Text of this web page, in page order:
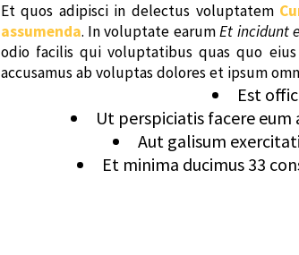
Et quos adipisci in delectus voluptatem
assumenda. In voluptate earumEt incidunt
odio facilis qui voluptatibus quas quo
accusamus ab voluptas dolores et ipsum
Est
Ut perspiciatis facere
Aut galisum
Et minima ducimus 33